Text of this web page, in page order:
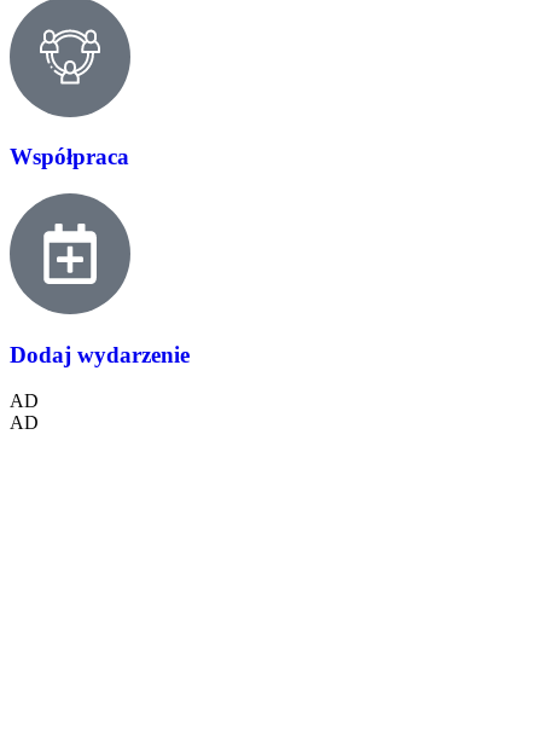
Współpraca
Dodaj wydarzenie
AD
AD